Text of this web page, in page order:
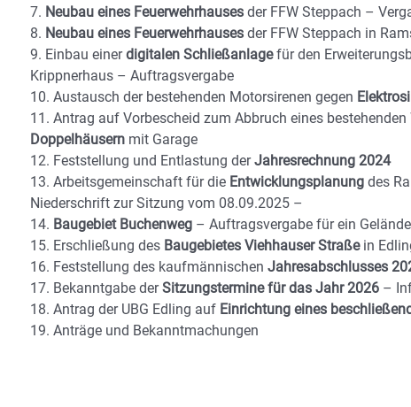
7. Neubau eines Feuerwehrhauses der FFW Steppach –
8. Neubau eines Feuerwehrhauses der FFW Steppach in
9. Einbau einerdigitalen Schließanlagefür den
Krippnerhaus – Auftragsvergabe
10. Austausch der bestehenden Motorsirenen gegen
11. Antrag auf Vorbescheid zum Abbruch eines
Doppelhäusern mit Garage
12. Feststellung und Entlastung derJahresrechnung 2024
13. Arbeitsgemeinschaft für die Entwicklungsplanung des
Niederschrift zur Sitzung vom 08.09.2025 –
14. Baugebiet Buchenweg – Auftragsvergabe für ein
15. Erschließung des Baugebietes Viehhauser Straßein
16. Feststellung des kaufmännischen Jahresabschlusses
17. Bekanntgabe derSitzungstermine für das Jahr 2026 –
18. Antrag der UBG Edling auf Einrichtung eines
19. Anträge und Bekanntmachungen